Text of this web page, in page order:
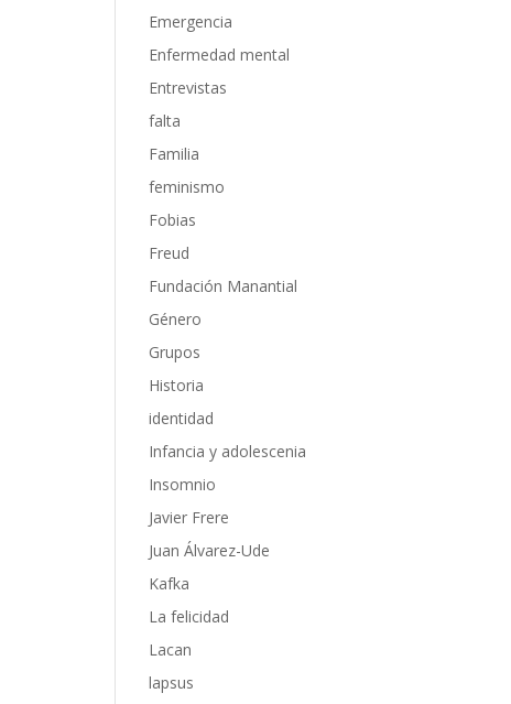
Emergencia
Enfermedad mental
Entrevistas
falta
Familia
feminismo
Fobias
Freud
Fundación Manantial
Género
Grupos
Historia
identidad
Infancia y adolescenia
Insomnio
Javier Frere
Juan Álvarez-Ude
Kafka
La felicidad
Lacan
lapsus